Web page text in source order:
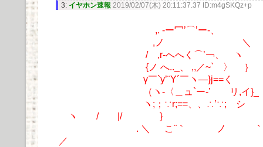
3: イヤホン速報 2019/02/07(木) 20:11:37.37 ID:m4gSKQz+p
,. -ー冖’⌒’ー-、
,ノ
/ ,r‐へへく⌒’￢、 ヽ
{ノ へ.._、 ,,／~` 〉 ｝
γ￣`y’¨Y´￣ヽ―}j==く
（ヽ-〈＿ュ`ー
ヽ;；∵r;==、、∴’∵;
ヽ / |/ }
. ＼ こ¨｀ ノ
／